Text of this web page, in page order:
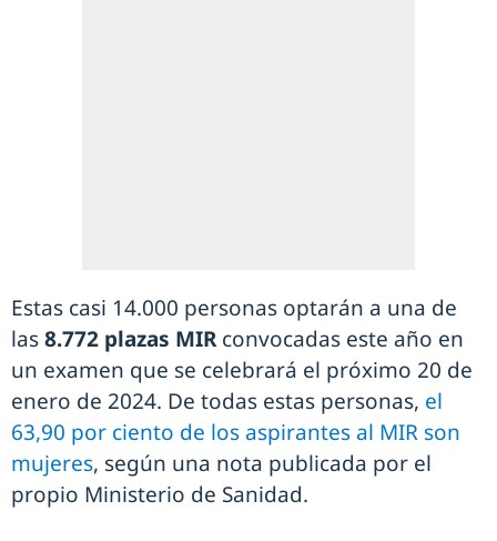
Estas casi 14.000 personas optarán a una de
las8.772 plazas MIRconvocadas este año en
un examen que se celebrará el próximo 20 de
enero de 2024. De todas estas personas, el
63,90 por ciento de los aspirantes al MIR son
mujeres, según una nota publicada por el
propio Ministerio de Sanidad.